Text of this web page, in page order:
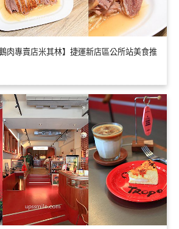
肉專賣店米其林】捷運新店區公所站美食推